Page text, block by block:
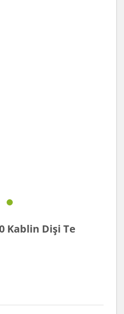
Kablin Dişi Te